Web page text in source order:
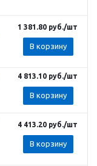
1 381.80руб./шт
В корзину
4 813.10руб./шт
В корзину
4 413.20руб./шт
В корзину